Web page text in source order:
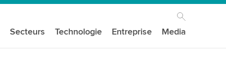
Secteurs Technologie Entreprise Media